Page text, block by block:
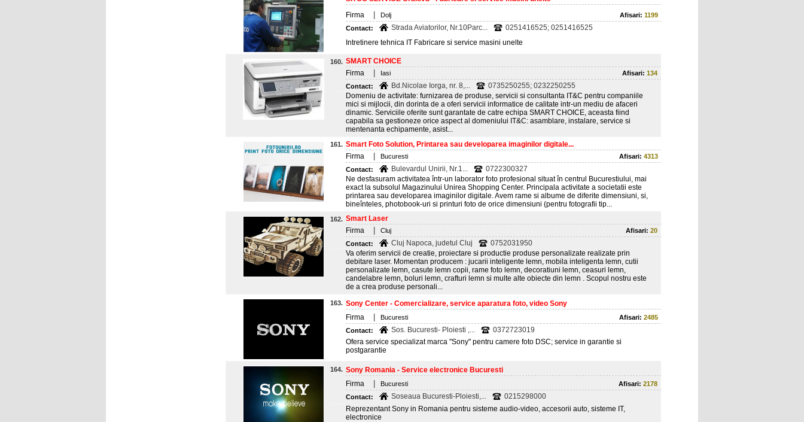
Firma
Dolj Afisari: 1199
Contact:
Strada Aviatorilor, Nr.10Parc...
0251416525; 0251416525
Intretinere tehnica IT Fabricare si service masini unelte
160. SMART CHOICE
Firma
Iasi Afisari: 134
Contact:
Bd.Nicolae Iorga, nr. 8,...
0735250255; 0232250255
Domeniu de activitate: furnizarea de produse, servicii si consultanta IT&C pentru companiile
mici si mijlocii, din dorinta de a oferi servicii informatice de calitate intr-un mediu de afaceri
dinamic. Serviciile oferite sunt garantate de catre echipa SMART CHOICE, aceasta fiind
capabila sa gestioneze orice aspect al domeniului IT&C: asamblare, instalare, service si
mentenanta echipamente, asist...
161. Smart Foto Solution, Printarea sau developarea imaginilor digitale...
Firma
Bucuresti Afisari: 4313
Contact:
Bulevardul Unirii, Nr.1...
0722300327
Ne desfasuram activitatea într-un laborator foto profesional situat în centrul Bucurestiului, mai
exact la subsolul Magazinului Unirea Shopping Center. Principala activitate a societatii este
printarea sau developarea imaginilor digitale. Avem rame si albume de diferite dimensiuni, si,
bineînteles, photobook-uri si printuri foto de orice dimensiuni (pentru fotografii tip...
162. Smart Laser
Firma
Cluj Afisari: 20
Contact:
Cluj Napoca, judetul Cluj
0752031950
Va oferim servicii de creatie, proiectare si productie produse personalizate realizate prin
debitare laser. Momentan producem : jucarii inteligente lemn, mobila inteligenta lemn, cutii
personalizate lemn, casute lemn copii, rame foto lemn, decoratiuni lemn, ceasuri lemn,
candelabre lemn, boluri lemn, crafturi lemn si multe alte obiecte din lemn . Scopul nostru este
de a crea produse personali...
163. Sony Center - Comercializare, service aparatura foto, video Sony
Firma
Bucuresti Afisari: 2485
Contact:
Sos. Bucuresti- Ploiesti ,...
0372723019
Ofera service specializat marca "Sony" pentru camere foto DSC; service in garantie si
postgarantie
164. Sony Romania - Service electronice Bucuresti
Firma
Bucuresti Afisari: 2178
Contact:
Soseaua Bucuresti-Ploiesti,...
0215298000
Reprezentant Sony in Romania pentru sisteme audio-video, accesorii auto, sisteme IT,
electronice